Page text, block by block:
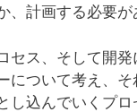
、計画する必要が
セス、そして開
について考え、そ
し込んでいくプロ